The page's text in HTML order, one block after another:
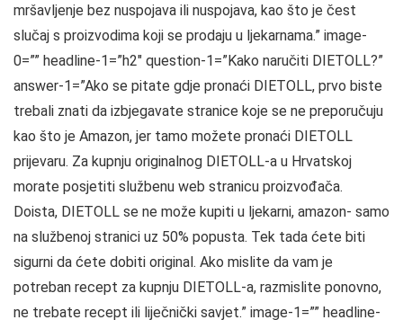
mršavljenje bez nuspojava ili nuspojava, kao što je čest
slučaj s proizvodima koji se prodaju u ljekarnama.” image-
0=”” headline-1=”h2″ question-1=”Kako naručiti DIETOLL?”
answer-1=”Ako se pitate gdje pronaći DIETOLL, prvo biste
trebali znati da izbjegavate stranice koje se ne preporučuju
kao što je Amazon, jer tamo možete pronaći DIETOLL
prijevaru. Za kupnju originalnog DIETOLL-a u Hrvatskoj
morate posjetiti službenu web stranicu proizvođača.
Doista, DIETOLL se ne može kupiti u ljekarni, amazon- samo
na službenoj stranici uz 50% popusta. Tek tada ćete biti
sigurni da ćete dobiti original. Ako mislite da vam je
potreban recept za kupnju DIETOLL-a, razmislite ponovno,
ne trebate recept ili liječnički savjet.” image-1=”” headline-